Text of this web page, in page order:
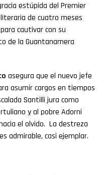
estúpida del Premier
de cuatro meses
cautivar con su
de la Guantanamera
asegura que el nuevo jefe
asumir cargos en tiempos
Santilli jura como
y al pobre Adorni
el olvido. La destreza
admirable, casi ejemplar.